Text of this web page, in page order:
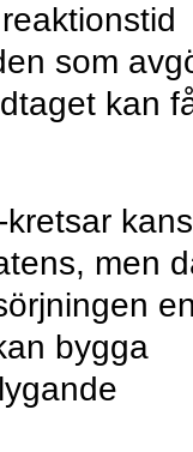
som
kan
men
bygga